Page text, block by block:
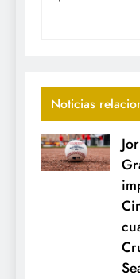
Noticias